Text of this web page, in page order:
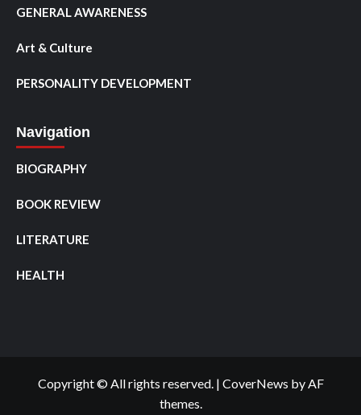
GENERAL AWARENESS
Art & Culture
PERSONALITY DEVELOPMENT
Navigation
BIOGRAPHY
BOOK REVIEW
LITERATURE
HEALTH
Copyright © All rights reserved. | CoverNews by AF
themes.